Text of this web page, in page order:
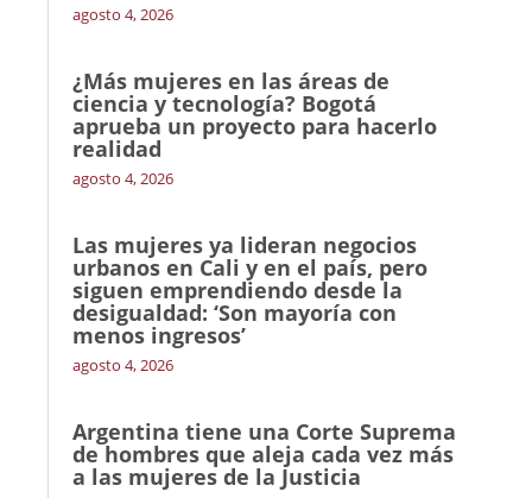
agosto 4, 2026
¿Más mujeres en las áreas de
ciencia y tecnología? Bogotá
aprueba un proyecto para hacerlo
realidad
agosto 4, 2026
Las mujeres ya lideran negocios
urbanos en Cali y en el país, pero
siguen emprendiendo desde la
desigualdad: ‘Son mayoría con
menos ingresos’
agosto 4, 2026
Argentina tiene una Corte Suprema
de hombres que aleja cada vez más
a las mujeres de la Justicia